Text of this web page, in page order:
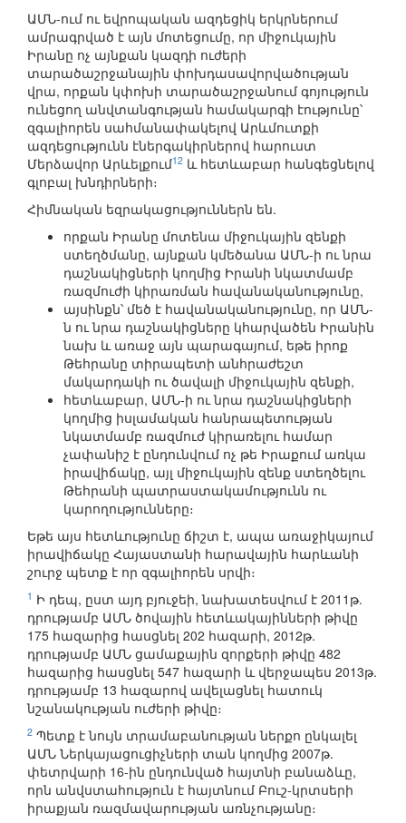
ԱՄՆ-ում ու եվրոպական ազդեցիկ երկրներում
ամրագրված է այն մոտեցումը, որ միջուկային
Իրանը ոչ այնքան կազդի ուժերի
տարածաշրջանային փոխդասավորվածության
վրա, որքան կփոխի տարածաշրջանում գոյություն
ունեցող անվտանգության համակարգի էությունը՝
զգալիորեն սահմանափակելով Արևմուտքի
ազդեցությունն էներգակիրներով հարուստ
Մերձավոր Արևելքում12 և հետևաբար հանգեցնելով
գլոբալ խնդիրների։
Հիմնական եզրակացություններն են.
որքան Իրանը մոտենա միջուկային զենքի
ստեղծմանը, այնքան կմեծանա ԱՄՆ-ի ու նրա
դաշնակիցների կողմից Իրանի նկատմամբ
ռազմուժի կիրառման հավանականությունը,
այսինքն՝ մեծ է հավանականությունը, որ ԱՄՆ-
ն ու նրա դաշնակիցները կհարվածեն Իրանին
նախ և առաջ այն պարագայում, եթե իրոք
Թեհրանը տիրապետի անհրաժեշտ
մակարդակի ու ծավալի միջուկային զենքի,
հետևաբար, ԱՄՆ-ի ու նրա դաշնակիցների
կողմից իսլամական հանրապետության
նկատմամբ ռազմուժ կիրառելու համար
չափանիշ է ընդունվում ոչ թե Իրաքում առկա
իրավիճակը, այլ միջուկային զենք ստեղծելու
Թեհրանի պատրաստակամությունն ու
կարողությունները։
Եթե այս հետևությունը ճիշտ է, ապա առաջիկայում
իրավիճակը Հայաստանի հարավային հարևանի
շուրջ պետք է որ զգալիորեն սրվի։
1 Ի դեպ, ըստ այդ բյուջեի, նախատեսվում է 2011թ.
դրությամբ ԱՄՆ ծովային հետևակայինների թիվը
175 հազարից հասցնել 202 հազարի, 2012թ.
դրությամբ ԱՄՆ ցամաքային զորքերի թիվը 482
հազարից հասցնել 547 հազարի և վերջապես 2013թ.
դրությամբ 13 հազարով ավելացնել հատուկ
նշանակության ուժերի թիվը։
2 Պետք է նույն տրամաբանության ներքո ընկալել
ԱՄՆ Ներկայացուցիչների տան կողմից 2007թ.
փետրվարի 16-ին ընդունված հայտնի բանաձևը,
որն անվստահություն է հայտնում Բուշ-կրտսերի
իրաքյան ռազմավարության առնչությանը։